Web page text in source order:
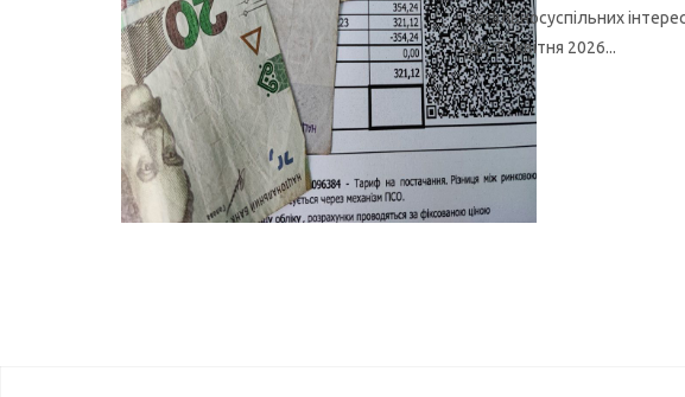
загальносуспільних
до 30 квітня 2026...